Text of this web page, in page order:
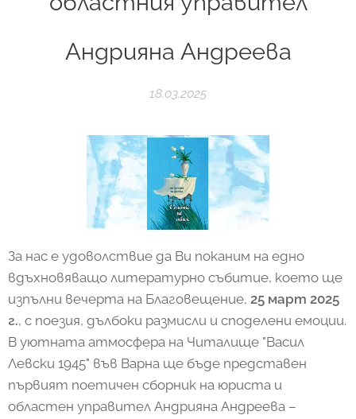
Андрияна Андреева
18.03.2025
За нас е удоволствие да Ви поканим на едно
вдъхновяващо литературно събитие, което ще
изпълни вечерта на Благовещение, 25 март 2025
г., с поезия, дълбоки размисли и споделени емоции.
В уютната атмосфера на Читалище "Васил
Левски 1945" във Варна ще бъде представен
първият поетичен сборник на юриста и
областен управител Андрияна Андреева –